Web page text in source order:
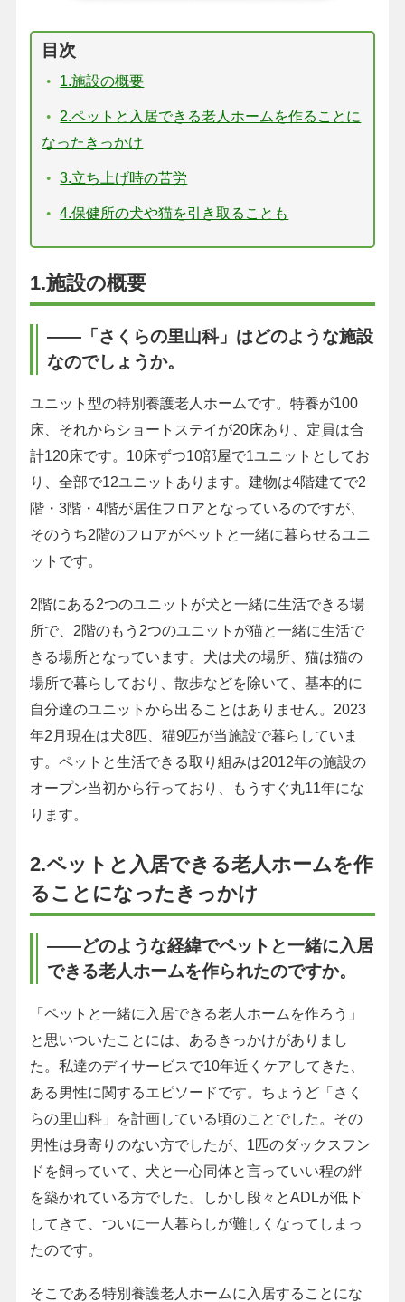
目次
1.施設の概要
2.ペットと入居できる老人ホームを作ることに
なったきっかけ
3.立ち上げ時の苦労
4.保健所の犬や猫を引き取ることも
1.施設の概要
――「さくらの里山科」はどのような施設
なのでしょうか。
ユニット型の特別養護老人ホームです。特養が100
床、それからショートステイが20床あり、定員は合
計120床です。10床ずつ10部屋で1ユニットとしてお
り、全部で12ユニットあります。建物は4階建てで2
階・3階・4階が居住フロアとなっているのですが、
そのうち2階のフロアがペットと一緒に暮らせるユニ
ットです。
2階にある2つのユニットが犬と一緒に生活できる場
所で、2階のもう2つのユニットが猫と一緒に生活で
きる場所となっています。犬は犬の場所、猫は猫の
場所で暮らしており、散歩などを除いて、基本的に
自分達のユニットから出ることはありません。2023
年2月現在は犬8匹、猫9匹が当施設で暮らしていま
す。ペットと生活できる取り組みは2012年の施設の
オープン当初から行っており、もうすぐ丸11年にな
ります。
2.ペットと入居できる老人ホームを作
ることになったきっかけ
――どのような経緯でペットと一緒に入居
できる老人ホームを作られたのですか。
「ペットと一緒に入居できる老人ホームを作ろう」
と思いついたことには、あるきっかけがありまし
た。私達のデイサービスで10年近くケアしてきた、
ある男性に関するエピソードです。ちょうど「さく
らの里山科」を計画している頃のことでした。その
男性は身寄りのない方でしたが、1匹のダックスフン
ドを飼っていて、犬と一心同体と言っていい程の絆
を築かれている方でした。しかし段々とADLが低下
してきて、ついに一人暮らしが難しくなってしまっ
たのです。
そこである特別養護老人ホームに入居することにな